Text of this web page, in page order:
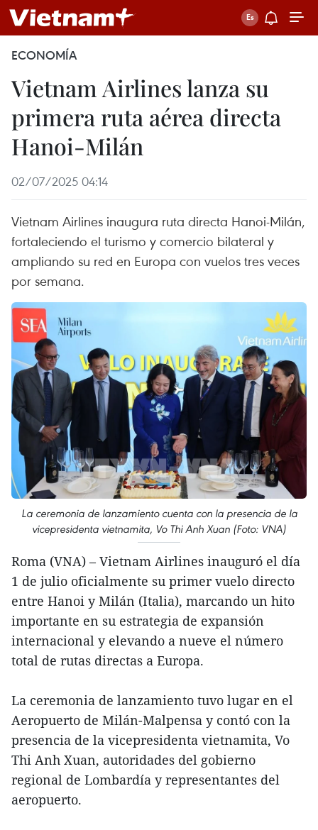
ECONOMÍA
Vietnam Airlines lanza su
primera ruta aérea directa
Hanoi-Milán
02/07/2025 04:14
Vietnam Airlines inaugura ruta directa Hanoi-Milán,
fortaleciendo el turismo y comercio bilateral y
ampliando su red en Europa con vuelos tres veces
por semana.
La ceremonia de lanzamiento cuenta con la presencia de la
vicepresidenta vietnamita, Vo Thi Anh Xuan (Foto: VNA)
Roma (VNA) – Vietnam Airlines inauguró el día
1 de julio oficialmente su primer vuelo directo
entre Hanoi y Milán (Italia), marcando un hito
importante en su estrategia de expansión
internacional y elevando a nueve el número
total de rutas directas a Europa.
La ceremonia de lanzamiento tuvo lugar en el
Aeropuerto de Milán-Malpensa y contó con la
presencia de la vicepresidenta vietnamita, Vo
Thi Anh Xuan, autoridades del gobierno
regional de Lombardía y representantes del
aeropuerto.